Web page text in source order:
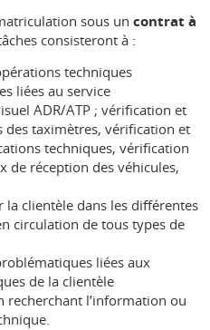
sous un contrat à
consisteront à :
techniques
liées au service
ADR/ATP ; vérification et
des taximètres, vérification et
techniques, vérification
de réception des véhicules,
la clientèle dans les différentes
circulation de tous types de
liées aux
de la clientèle
recherchant l’information ou